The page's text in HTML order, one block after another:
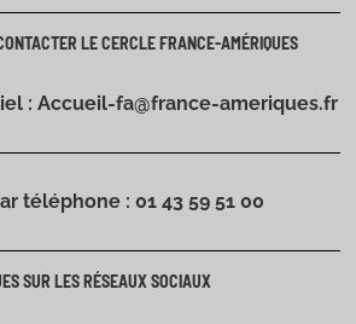
LE CERCLE FRANCE-AMÉRIQUES
: Accueil-fa@france-ameriques.fr
téléphone : 01 43 59 51 00
SUR LES RÉSEAUX SOCIAUX